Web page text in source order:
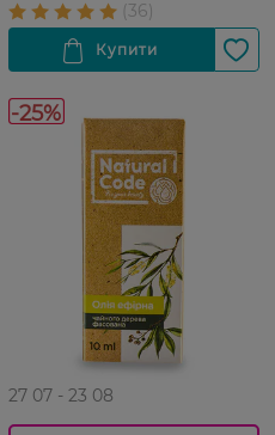
-25%
27 07 - 23 08